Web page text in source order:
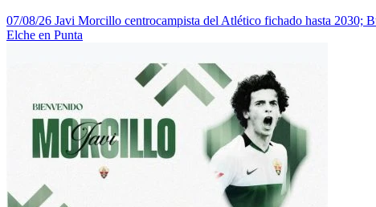
07/08/26 Javi Morcillo centrocampista del Atlético fichado hasta 2030;
Elche en Punta